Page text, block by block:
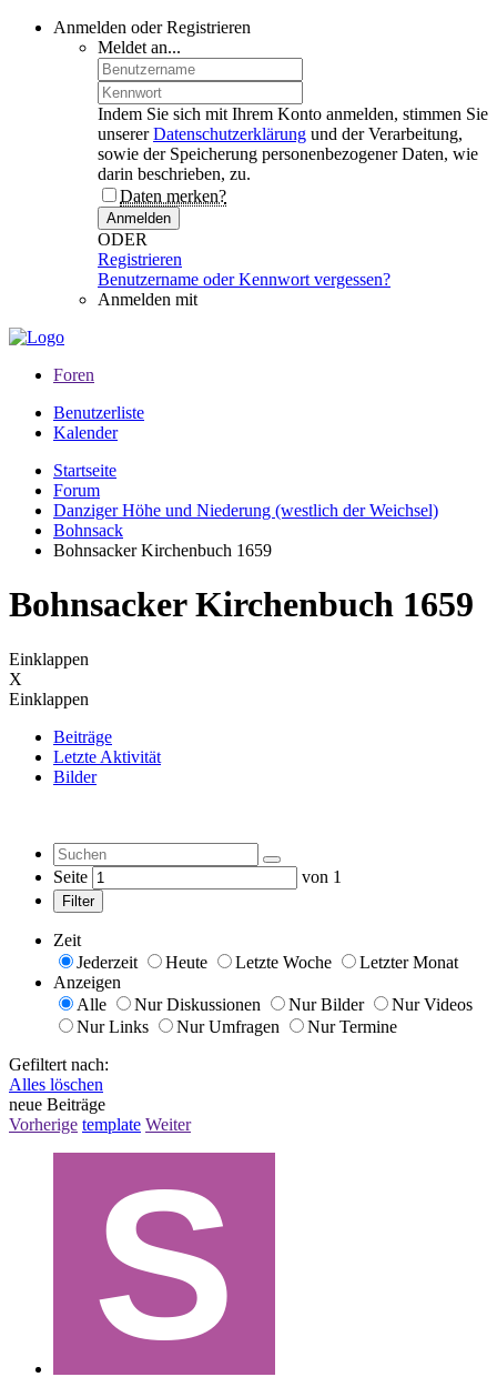
Anmelden oder Registrieren
Meldet an...
Indem Sie sich mit Ihrem Konto anmelden, stimmen Sie
unsererDatenschutzerklärung und der Verarbeitung,
sowie der Speicherung personenbezogener Daten, wie
darin beschrieben, zu.
Daten merken?
Anmelden
ODER
Registrieren
Benutzername oder Kennwort vergessen?
Anmelden mit
Foren
Benutzerliste
Kalender
Startseite
Forum
Danziger Höhe und Niederung (westlich der Weichsel)
Bohnsack
Bohnsacker Kirchenbuch 1659
Bohnsacker Kirchenbuch 1659
Einklappen
X
Einklappen
Beiträge
Letzte Aktivität
Bilder
Seite von 1
Filter
Zeit
Jederzeit
Heute Letzte Woche
Letzter Monat
Anzeigen
Alle
Nur Diskussionen Nur Bilder
Nur Videos
Nur Links
Nur Umfragen
Nur Termine
Gefiltert nach:
Alles löschen
neue Beiträge
Vorherige template Weiter